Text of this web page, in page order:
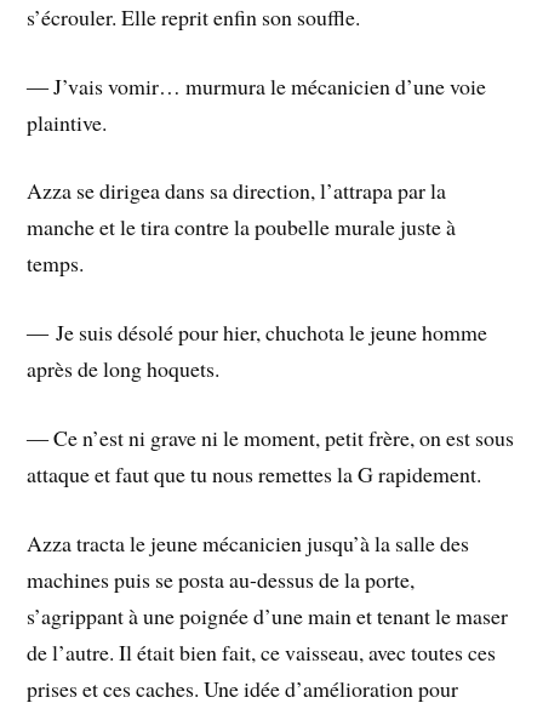
s’écrouler. Elle reprit enfin son souffle.
― J’vais vomir… murmura le mécanicien d’une voie
plaintive.
Azza se dirigea dans sa direction, l’attrapa par la
manche et le tira contre la poubelle murale juste à
temps.
― Je suis désolé pour hier, chuchota le jeune homme
après de long hoquets.
― Ce n’est ni grave ni le moment, petit frère, on est sous
attaque et faut que tu nous remettes la G rapidement.
Azza tracta le jeune mécanicien jusqu’à la salle des
machines puis se posta au-dessus de la porte,
s’agrippant à une poignée d’une main et tenant le maser
de l’autre. Il était bien fait, ce vaisseau, avec toutes ces
prises et ces caches. Une idée d’amélioration pour